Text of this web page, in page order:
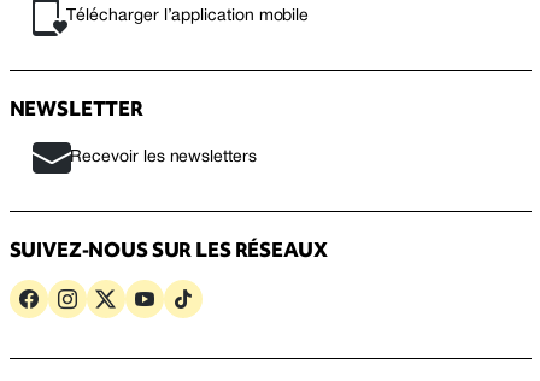
Télécharger l’application mobile
NEWSLETTER
Recevoir les newsletters
SUIVEZ-NOUS SUR LES RÉSEAUX